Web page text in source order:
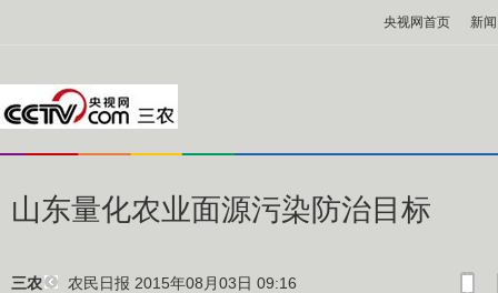
央视网首页 新闻
山东量化农业面源污染防治目标
三农 农民日报 2015年08月03日 09:16